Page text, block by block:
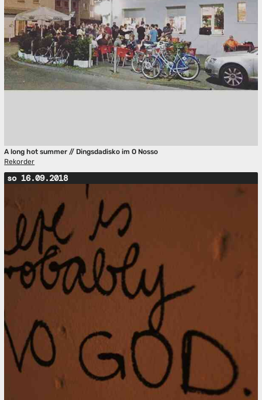
A long hot summer // Dingsdadisko im O Nosso
Rekorder
so 16.09.2018